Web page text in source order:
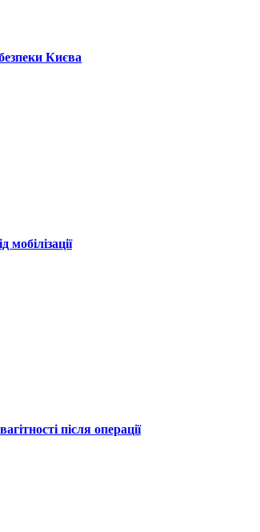
Києва
після операції